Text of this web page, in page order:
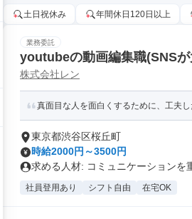
土日祝休み 年間休日120日以上
業務委託
youtubeの動画編集職(SNSが
株式会社レン
真面目な人を面白くするために、工夫
東京都渋谷区桜丘町
時給2000円～3500円
求める人材: コミュニケーションを
社員登用あり シフト自由 在宅OK